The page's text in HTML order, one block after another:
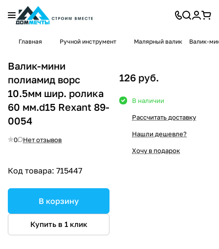
Главная Ручной инструмент Малярный валик Валик-
Валик-мини
полиамид ворс
10.5мм шир. ролика
60 мм.d15 Rexant 89-
0054
0 Нет отзывов
Код товара: 715447
В корзину
Купить в 1 клик
126 руб.
В наличии
Рассчитать доставку
Нашли дешевле?
Хочу в подарок